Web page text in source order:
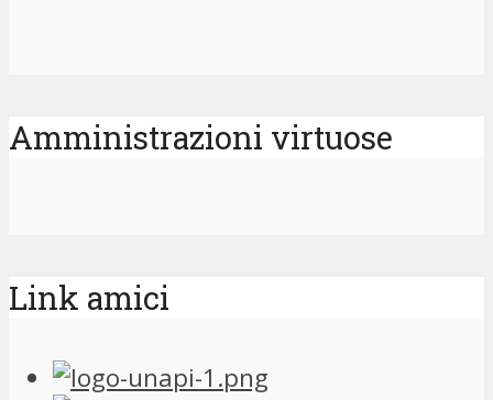
Amministrazioni virtuose
Link amici